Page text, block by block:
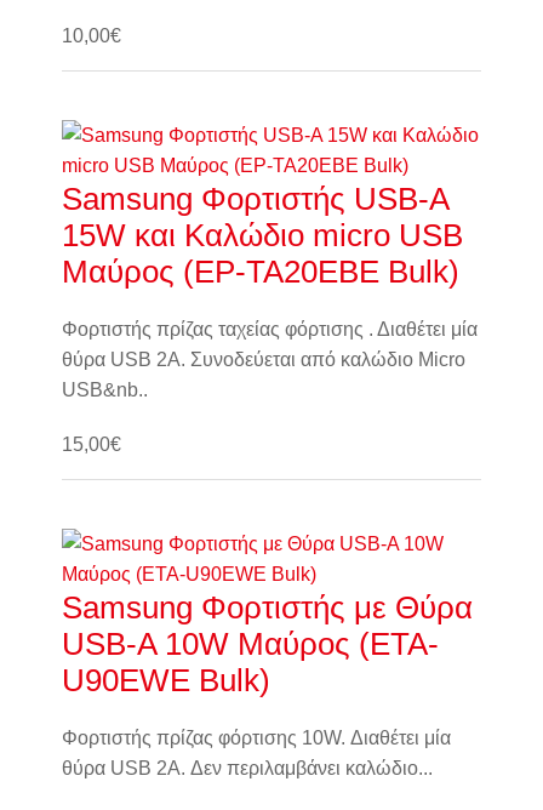
10,00€
Samsung Φορτιστής USB-A
15W και Καλώδιο micro USB
Μαύρος (EP-TA20EBE Bulk)
Φορτιστής πρίζας ταχείας φόρτισης . Διαθέτει μία
θύρα USB 2A. Συνοδεύεται από καλώδιο Micro
USB&nb..
15,00€
Samsung Φορτιστής με Θύρα
USB-A 10W Μαύρος (ETA-
U90EWE Bulk)
Φορτιστής πρίζας φόρτισης 10W. Διαθέτει μία
θύρα USB 2A. Δεν περιλαμβάνει καλώδιο...